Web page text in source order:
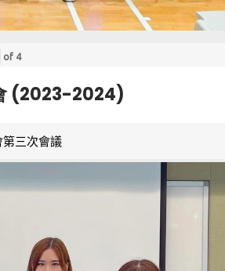
of 4
(2023-2024)
第三次會議